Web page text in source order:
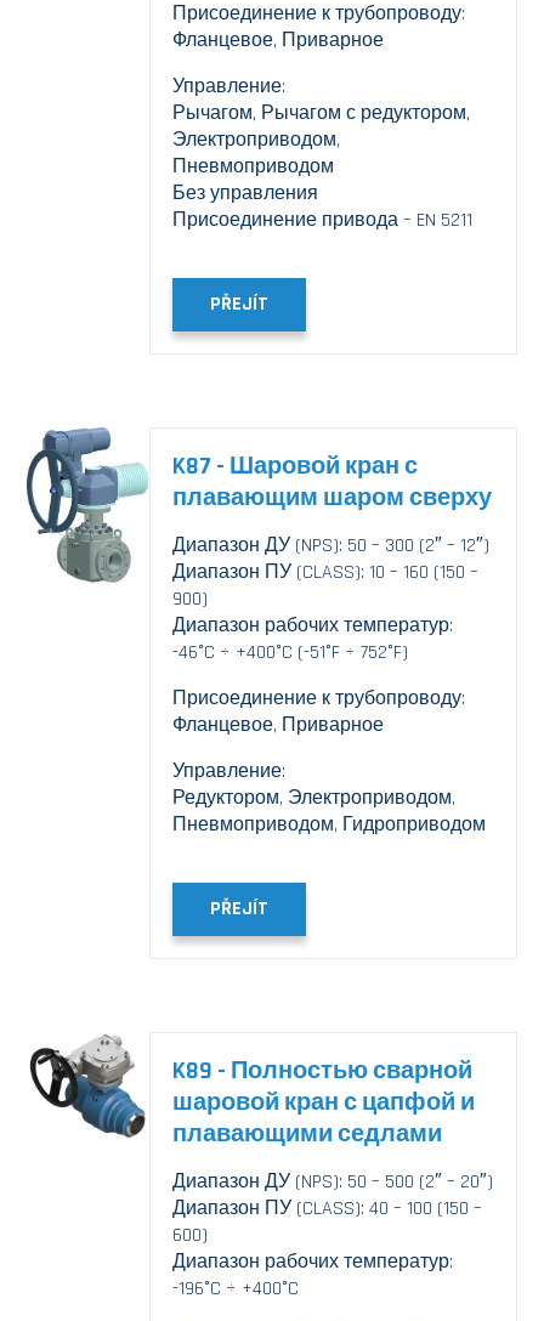
Присоединение к трубопроводу:
Фланцевое, Приварное
Управление:
Рычагом, Рычагом с редуктором,
Электроприводом,
Пневмоприводом
Без управления
Присоединение привода – EN 5211
PŘEJÍT
K87 - Шаровой кран с
плавающим шаром сверху
Диапазон ДУ (NPS): 50 – 300 (2″ – 12″)
Диапазон ПУ (CLASS): 10 – 160 (150 –
900)
Диапазон рабочих температур:
-46°C ÷ +400°C (-51°F ÷ 752°F)
Присоединение к трубопроводу:
Фланцевое, Приварное
Управление:
Редуктором, Электроприводом,
Пневмоприводом, Гидроприводом
PŘEJÍT
K89 - Полностью сварной
шаровой кран с цапфой и
плавающими седлами
Диапазон ДУ (NPS): 50 – 500 (2″ – 20″)
Диапазон ПУ (CLASS): 40 – 100 (150 –
600)
Диапазон рабочих температур:
-196°C ÷ +400°C